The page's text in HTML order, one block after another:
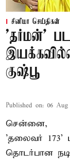
சினிமா செய்திகள்
'தர்மன்'
குஷ்பூ
Published on: 06 Aug
சென்னை,
'தலைவர் 173'
தொடர்பான